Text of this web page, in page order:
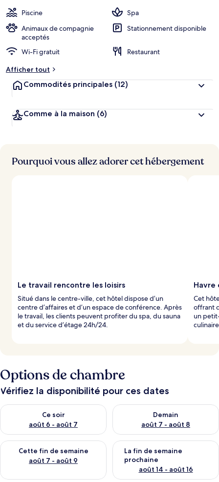
Piscine
Spa
Animaux de compagnie
acceptés
Stationnement disponible
Wi-Fi gratuit
Restaurant
Afficher tout
Commodités principales (12)
Comme à la maison (6)
Pourquoi vous allez adorer cet hébergement
Le travail rencontre les loisirs
Situé dans le centre-ville, cet hôtel dispose d’un
centre d’affaires et d’un espace de conférence. Après
le travail, les clients peuvent profiter du spa, du sauna
et du service d’étage 24h/24.
Havre
Cet
offrant
un
Options de chambre
Vérifiez la disponibilité pour ces dates
Ce soir
août 6 - août 7
Vérifier la disponibilité pour ce soir août 6 - août 7
Demain
août 7 - août 8
Vérifier la disponibilité pour
Cette fin de semaine
août 7 - août 9
Vérifier la disponibilité pour cette fin de semaine août 7 -
La fin de semaine
prochaine
août 14 - août 16
Vérifier la disponibilité pour